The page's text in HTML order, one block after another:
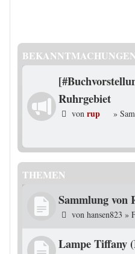
Ruhrgebiet
von rup »
THEMEN
Sammlung von
von hansen823 »
Lampe Tiffany